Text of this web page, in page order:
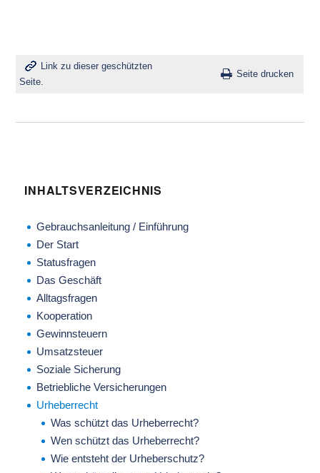
Link zu dieser geschützten
Seite.
Seite drucken
INHALTSVERZEICHNIS
Gebrauchsanleitung / Einführung
Der Start
Statusfragen
Das Geschäft
Alltagsfragen
Kooperation
Gewinnsteuern
Umsatzsteuer
Soziale Sicherung
Betriebliche Versicherungen
Urheberrecht
Was schützt das Urheberrecht?
Wen schützt das Urheberrecht?
Wie entsteht der Urheberschutz?